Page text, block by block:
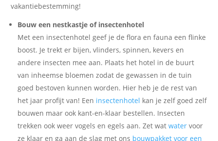
vakantiebestemming!
Bouw een nestkastje of insectenhotel
Met een insectenhotel geef je de flora en fauna een flinke
boost. Je trekt er bijen, vlinders, spinnen, kevers en
andere insecten mee aan. Plaats het hotel in de buurt
van inheemse bloemen zodat de gewassen in de tuin
goed bestoven kunnen worden. Hier heb je de rest van
het jaar profijt van! Een insectenhotel kan je zelf goed zelf
bouwen maar ook kant-en-klaar bestellen. Insecten
trekken ook weer vogels en egels aan. Zet watwater voor
ze klaar en ga aan de slag met ons bouwpakket voor een